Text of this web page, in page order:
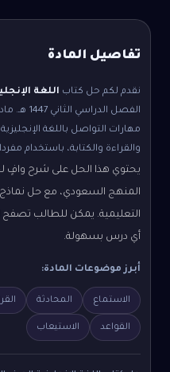
تفاصيل المادة
نقدم لكم حل كتاب اللغة
الفصل الدراسي الثاني
مهارات التواصل باللغة
والقراءة والكتابة، باستخدام
يحتوي هذا الحل على شرح وافٍ
المنهج السعودي، مع حل نماذج
التعليمية. يمكن للطالب
أي درس بسهولة.
أبرز موضوعات المادة:
الاستماع المحادثة
القواعد الاستيعاب